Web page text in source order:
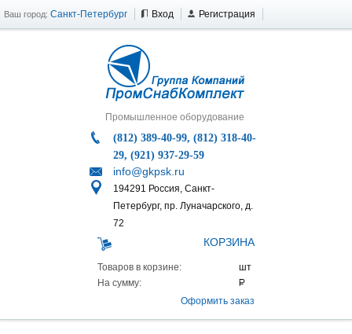
Ваш город: Санкт-Петербург Вход Регистрация
Промышленное оборудование
(812) 389-40-99, (812) 318-40-
29, (921) 937-29-59
info@gkpsk.ru
194291 Россия, Санкт-
Петербург, пр. Луначарского, д.
72
КОРЗИНА
Товаров в корзине:
На сумму:
Оформить заказ